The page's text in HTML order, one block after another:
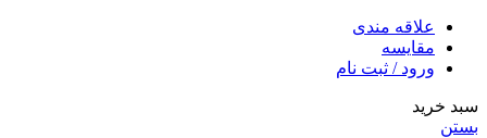
علاقه مندی
مقایسه
ورود / ثبت نام
سبد خرید
بستن